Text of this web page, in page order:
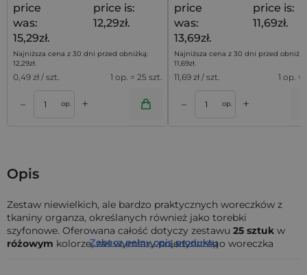
price
was:
15,29zł.
price is:
12,29zł.
Najniższa cena z 30 dni przed obniżką:
12,29zł.
0,49 zł / szt. 1 op. = 25 szt.
– op. +
price
was:
13,69zł.
price is:
11,69zł.
Najniższa cena z 30 dni przed
11,69zł.
11,69 zł / szt. 1 op. =
– op. +
Dodaj do koszyka
Opis
Zestaw niewielkich, ale bardzo praktycznych woreczków z
tkaniny organza, określanych również jako torebki
szyfonowe. Oferowana całość dotyczy zestawu 25 sztuk w
różowym kolorze, zaś wymiary pojedynczego woreczka
Zobacz pełny opis produktu